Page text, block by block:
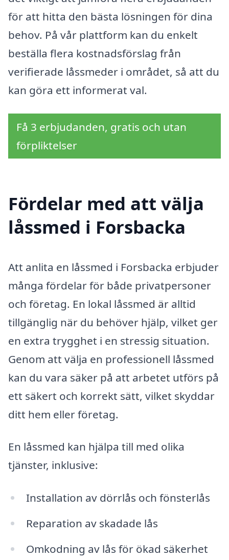
för att hitta den bästa lösningen för dina
behov. På vår plattform kan du enkelt
beställa flera kostnadsförslag från
verifierade låssmeder i området, så att du
kan göra ett informerat val.
Få 3 erbjudanden, gratis och utan
förpliktelser
Fördelar med att välja
låssmed i Forsbacka
Att anlita en låssmed i Forsbacka erbjuder
många fördelar för både privatpersoner
och företag. En lokal låssmed är alltid
tillgänglig när du behöver hjälp, vilket ger
en extra trygghet i en stressig situation.
Genom att välja en professionell låssmed
kan du vara säker på att arbetet utförs på
ett säkert och korrekt sätt, vilket skyddar
ditt hem eller företag.
En låssmed kan hjälpa till med olika
tjänster, inklusive:
Installation av dörrlås och fönsterlås
Reparation av skadade lås
Omkodning av lås för ökad säkerhet